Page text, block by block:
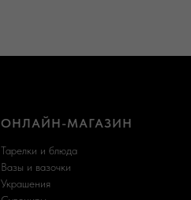
ОНЛАЙН-МАГАЗИН
Тарелки и блюда
Вазы и вазочки
Украшения